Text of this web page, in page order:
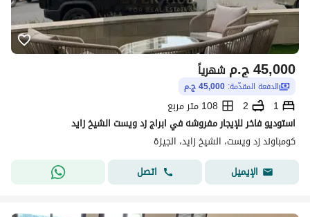
ج.م45,000 شهرياً
الدفعة المقدّمة: 45,000 ج.م
1
2
108 متر مربع
استوديو فاخر للإيجار مفروشه في ابراج زد ويست الشيخ زايد
كومباوند زد ويست، الشيخ زايد، الجيزة
الإيميل
اتصل